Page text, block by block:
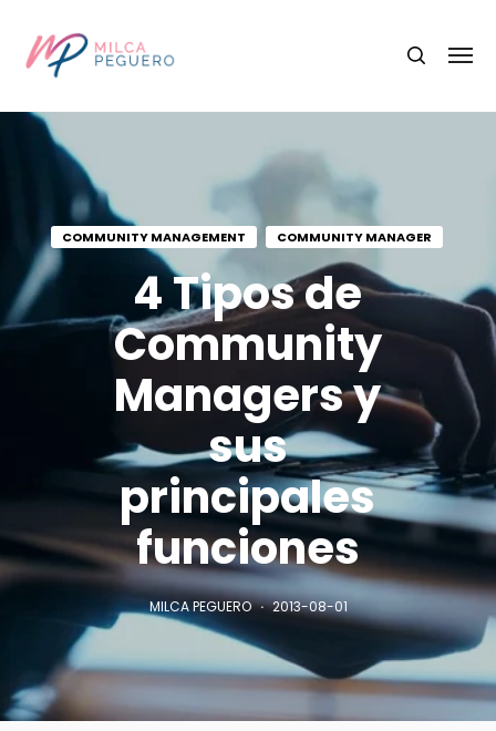
COMMUNITY MANAGEMENT COMMUNITY MANAGER
4 Tipos de
Community
Managers y
sus
principales
funciones
MILCA PEGUERO 2013-08-01